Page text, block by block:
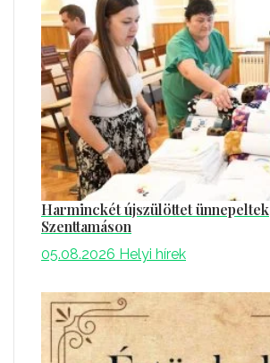
Harminckét újszülöttet ünnepeltek
Szenttamáson
05.08.2026 Helyi hírek